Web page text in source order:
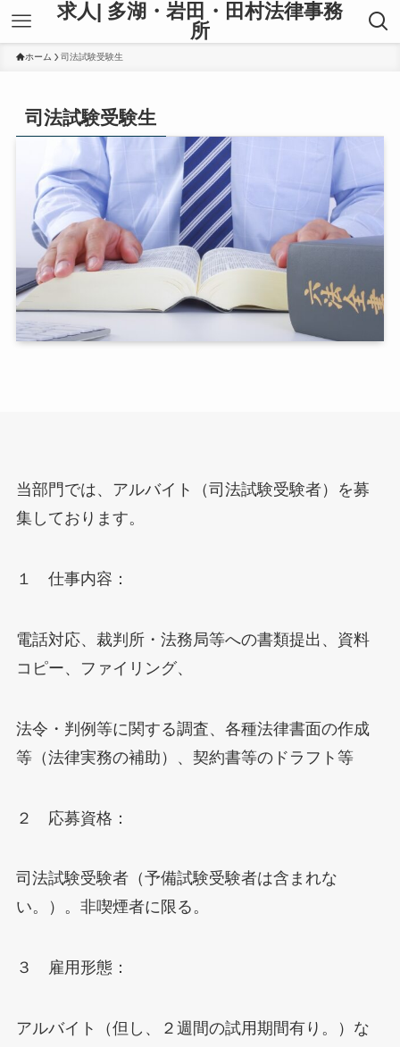
求人| 多湖・岩田・田村法律事務
所
ホーム 司法試験受験生
司法試験受験生
当部門では、アルバイト（司法試験受験者）を募
集しております。
１ 仕事内容：
電話対応、裁判所・法務局等への書類提出、資料
コピー、ファイリング、
法令・判例等に関する調査、各種法律書面の作成
等（法律実務の補助）、契約書等のドラフト等
２ 応募資格：
司法試験受験者（予備試験受験者は含まれな
い。）。非喫煙者に限る。
３ 雇用形態：
アルバイト（但し、２週間の試用期間有り。）な